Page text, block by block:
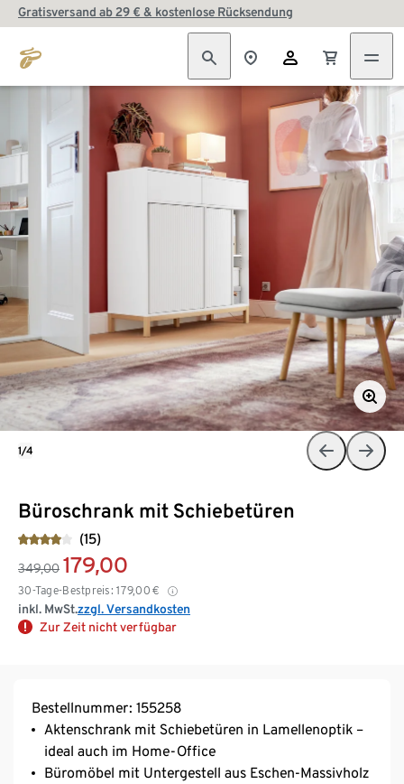
Gratisversand ab 29 € & kostenlose Rücksendung
Büroschrank mit Schiebetüren
(15)
349,00 179,00
30-Tage-Bestpreis: 179,00 €
inkl. MwSt.zzgl. Versandkosten
Zur Zeit nicht verfügbar
1/4
Bestellnummer: 155258
Aktenschrank mit Schiebetüren in Lamellenoptik –
ideal auch im Home-Office
Büromöbel mit Untergestell aus Eschen-Massivholz